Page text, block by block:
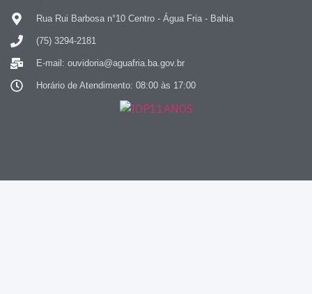
Rua Rui Barbosa n°10 Centro - Água Fria - Bahia
(75) 3294-2181
E-mail: ouvidoria@aguafria.ba.gov.br
Horário de Atendimento: 08:00 às 17:00